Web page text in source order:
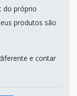
do próprio
produtos são
e contar